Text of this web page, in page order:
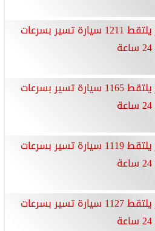
رادار المرور يلتقط 1211 سيارة تسير بسرعات
رادار المرور يلتقط 1165 سيارة تسير بسرعات
رادار المرور يلتقط 1119 سيارة تسير بسرعات
رادار المرور يلتقط 1127 سيارة تسير بسرعات